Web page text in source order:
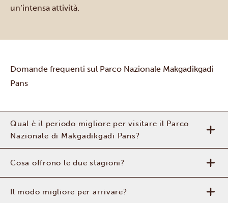
un’intensa attività.
Domande frequenti sul Parco Nazionale Makgadikgadi
Pans
Qual è il periodo migliore per visitare il Parco
Nazionale di Makgadikgadi Pans?
Cosa offrono le due stagioni?
Il modo migliore per arrivare?